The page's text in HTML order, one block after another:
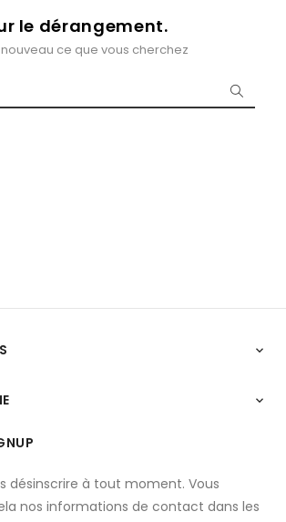
le dérangement.
ce que vous cherchez


désinscrire à tout moment. Vous
nos informations de contact dans les